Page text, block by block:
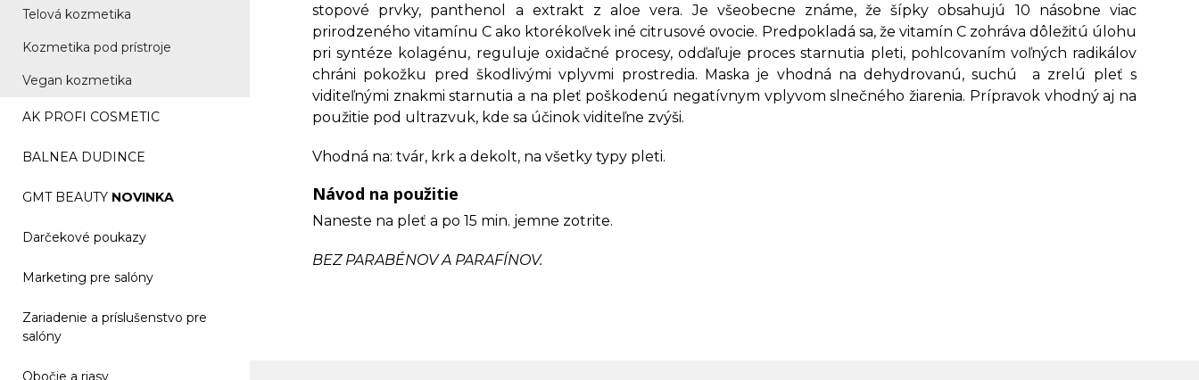
Telová kozmetika
Kozmetika pod prístroje
Vegan kozmetika
AK PROFI COSMETIC
BALNEA DUDINCE
GMT BEAUTY NOVINKA
Darčekové poukazy
Marketing pre salóny
Zariadenie a príslušenstvo pre
salóny
Obočie a riasy
stopové prvky, panthenol a extrakt z aloe vera. Je všeobecne známe, že šípky obsahujú 10 násobne viac
prirodzeného vitamínu C ako ktorékoľvek iné citrusové ovocie. Predpokladá sa, že vitamín C zohráva dôležitú úlohu
pri syntéze kolagénu, reguluje oxidačné procesy, odďaľuje proces starnutia pleti, pohlcovaním voľných radikálov
chráni pokožku pred škodlivými vplyvmi prostredia. Maska je vhodná na dehydrovanú, suchú a zrelú pleť s
viditeľnými znakmi starnutia a na pleť poškodenú negatívnym vplyvom slnečného žiarenia. Prípravok vhodný aj na
použitie pod ultrazvuk, kde sa účinok viditeľne zvýši.
Vhodná na: tvár, krk a dekolt, na všetky typy pleti.
Návod na použitie
Naneste na pleť a po 15 min. jemne zotrite.
BEZ PARABÉNOV A PARAFÍNOV.